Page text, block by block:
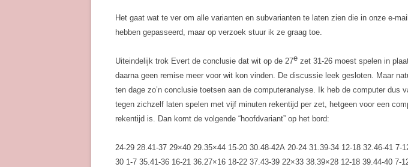
Het gaat wat te ver om alle varianten en subvarianten te laten zien die in onze e-
hebben gepasseerd, maar op verzoek stuur ik ze graag toe.
Uiteindelijk trok Evert de conclusie dat wit op de 27e zet 31-26 moest spelen in
daarna geen remise meer voor wit kon vinden. De discussie leek gesloten. Maar
ten dage zo’n conclusie toetsen aan de computeranalyse. Ik heb de computer dus
tegen zichzelf laten spelen met vijf minuten rekentijd per zet, hetgeen voor een
rekentijd is. Dan komt de volgende “hoofdvariant” op het bord:
24-29 28.41-37 29×40 29.35×44 15-20 30.48-42A 20-24 31.39-34 12-18 32.46-41 7-
30 1-7 35.41-36 16-21 36.27×16 18-22 37.43-39 22×33 38.39×28 12-18 39.44-40 7-